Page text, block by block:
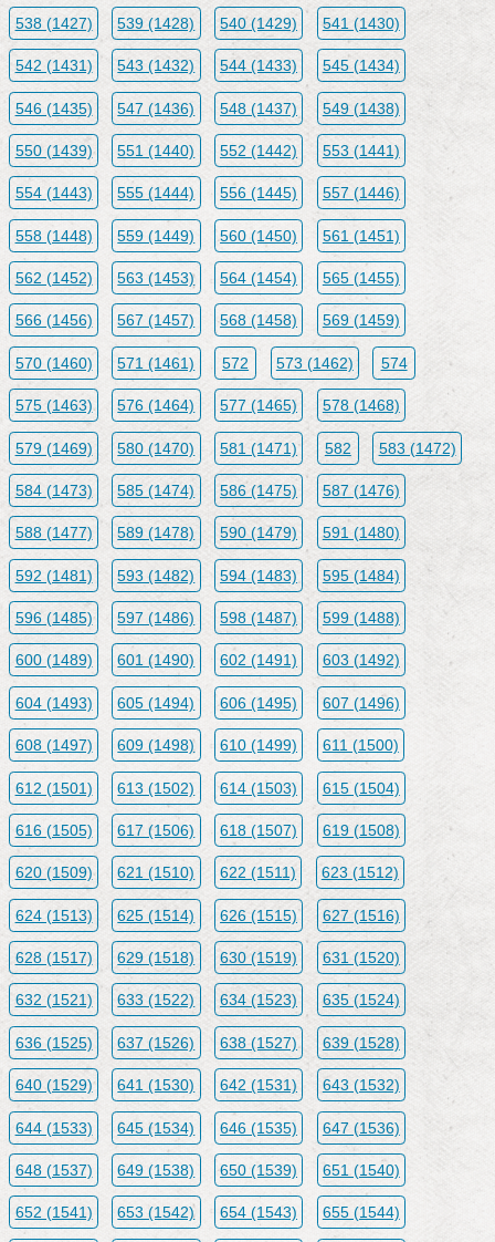
538 (1427) 539 (1428) 540 (1429) 541 (1430)
542 (1431) 543 (1432) 544 (1433) 545 (1434)
546 (1435) 547 (1436) 548 (1437) 549 (1438)
550 (1439) 551 (1440) 552 (1442) 553 (1441)
554 (1443) 555 (1444) 556 (1445) 557 (1446)
558 (1448) 559 (1449) 560 (1450) 561 (1451)
562 (1452) 563 (1453) 564 (1454) 565 (1455)
566 (1456) 567 (1457) 568 (1458) 569 (1459)
570 (1460) 571 (1461) 572 573 (1462) 574
575 (1463) 576 (1464) 577 (1465) 578 (1468)
579 (1469) 580 (1470) 581 (1471) 582 583 (1472)
584 (1473) 585 (1474) 586 (1475) 587 (1476)
588 (1477) 589 (1478) 590 (1479) 591 (1480)
592 (1481) 593 (1482) 594 (1483) 595 (1484)
596 (1485) 597 (1486) 598 (1487) 599 (1488)
600 (1489) 601 (1490) 602 (1491) 603 (1492)
604 (1493) 605 (1494) 606 (1495) 607 (1496)
608 (1497) 609 (1498) 610 (1499) 611 (1500)
612 (1501) 613 (1502) 614 (1503) 615 (1504)
616 (1505) 617 (1506) 618 (1507) 619 (1508)
620 (1509) 621 (1510) 622 (1511) 623 (1512)
624 (1513) 625 (1514) 626 (1515) 627 (1516)
628 (1517) 629 (1518) 630 (1519) 631 (1520)
632 (1521) 633 (1522) 634 (1523) 635 (1524)
636 (1525) 637 (1526) 638 (1527) 639 (1528)
640 (1529) 641 (1530) 642 (1531) 643 (1532)
644 (1533) 645 (1534) 646 (1535) 647 (1536)
648 (1537) 649 (1538) 650 (1539) 651 (1540)
652 (1541) 653 (1542) 654 (1543) 655 (1544)